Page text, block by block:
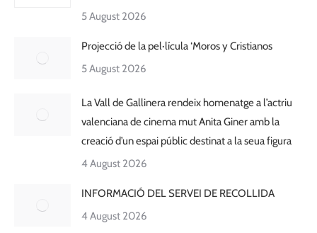
5 August 2026
Projecció de la pel·lícula ‘Moros y Cristianos
5 August 2026
La Vall de Gallinera rendeix homenatge a l’actriu
valenciana de cinema mut Anita Giner amb la
creació d’un espai públic destinat a la seua figura
4 August 2026
INFORMACIÓ DEL SERVEI DE RECOLLIDA
4 August 2026